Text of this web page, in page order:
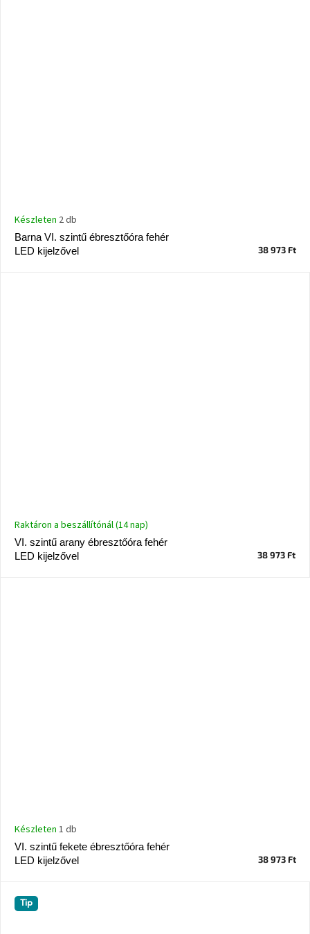
Barna VI. szintű ébresztőóra fehér
LED kijelzővel
Készleten 2 db
38 973 Ft
VI. szintű arany ébresztőóra fehér
LED kijelzővel
Raktáron a beszállítónál (14 nap)
38 973 Ft
VI. szintű fekete ébresztőóra fehér
LED kijelzővel
Készleten 1 db
38 973 Ft
Tip